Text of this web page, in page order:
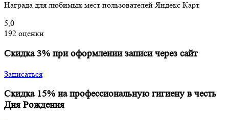
Награда для любимых мест пользователей Яндекс Карт
5,0
192 оценки
Скидка 3% при оформлении записи через сайт
Записаться
Скидка 15% на профессиональную гигиену в честь
Дня Рождения